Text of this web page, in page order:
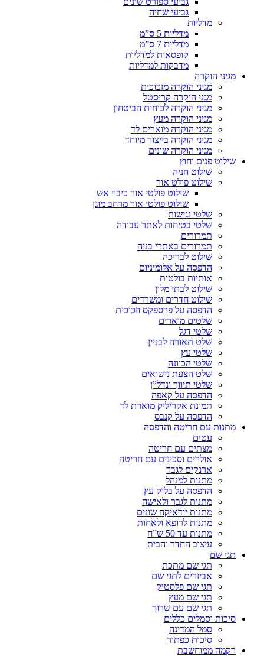
גביעי שחיה
מדליות
מדליות 5 ס”מ
מדליות 7 ס”מ
קופסאות למדליות
מדבקות למדליות
מגיני הוקרה
מגיני הוקרה מזכוכית
מגני הוקרה קריסטל
מגיני הוקרה לכוחות הביטחון
מגיני הוקרה מעץ
מגיני הוקרה מוארים לד
מגיני הוקרה בייצור מיוחד
מגיני הוקרה שונים
שילוט פנים וחוץ
שילוט חניה
שילוט פולט אור
שילוט פולטי אור כיבוי אש
שילוט פולטי אור מרחב מוגן
שלטי נגישות
שלטי בטיחות לאתר עבודה
תמרורים
תמרורים באתרי בניה
שילוט לבריכה
הדפסה על אלומיניום
אותיות בולטות
שילוט לבתי מלון
שילוט חדרים ומשרדים
הדפסה על פרספקס וזכוכית
שלטים מוארים
שלטי דגל
שלט תאורה לבניין
שלטי עץ
שלטי הכוונה
שלט הצעת נישואים
שלטי תיווך ונדל”ן
הדפסה על קאפה
תמונת אקריליק מוארת לד
הדפסה על קנבס
מתנות עם חריטה והדפסה
עטים
מצתים עם חריטה
אולרים וסכינים עם חריטה
ארנקים לגבר
מתנות למנהל
הדפסה על בלוק עץ
מתנות לגבר ולאישה
מתנות יודאיקה שונים
מתנות לרופא ולאחות
מתנות עד 50 ש”ח
עיצוב החדר והבית
תגי שם
תגי שם מתכת
אביזרים לתגי שם
תגי שם פלסטיק
תגי שם מעץ
תגי שם עם שרוך
סיכות וסמלים כללים
סמל המדינה
סיכות כפתור
רקמה ממוחשבת